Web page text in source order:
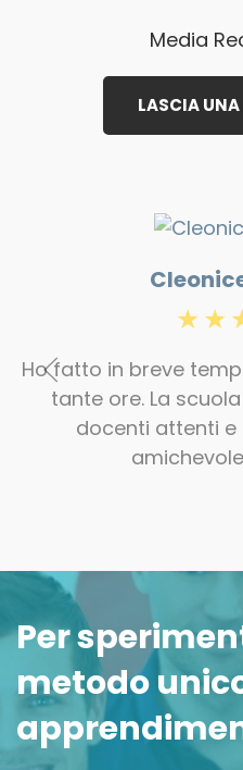
Media
LASCIA UNA
Ho fatto in breve
tante ore. La
docenti attenti e
Per
metodo